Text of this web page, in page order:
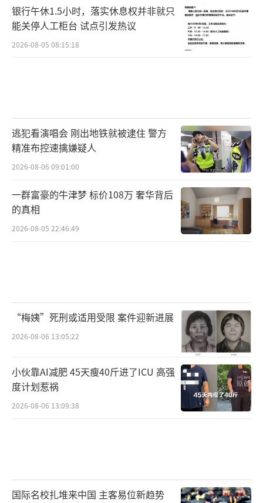
银行午休1.5小时，落实休息权并非就只
能关停人工柜台 试点引发热议
2026-08-05 08:15:18
逃犯看演唱会 刚出地铁就被逮住 警方
精准布控速擒嫌疑人
2026-08-06 09:01:00
一群富豪的牛津梦 标价108万 奢华背后
的真相
2026-08-05 22:46:49
“梅姨”死刑或适用受限 案件迎新进展
2026-08-06 13:05:22
小伙靠AI减肥 45天瘦40斤进了ICU 高强
度计划惹祸
2026-08-06 13:09:38
国际名校扎堆来中国 主客易位新趋势